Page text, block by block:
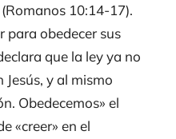
10:14-17).
para obedecer sus
que la ley ya no
y al mismo
Obedecemos» el
«creer» en el